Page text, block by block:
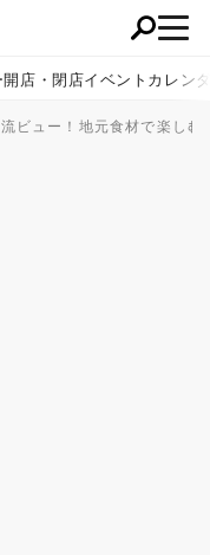
開店・閉店イベントカレン
ビュー！地元食材で楽しむ